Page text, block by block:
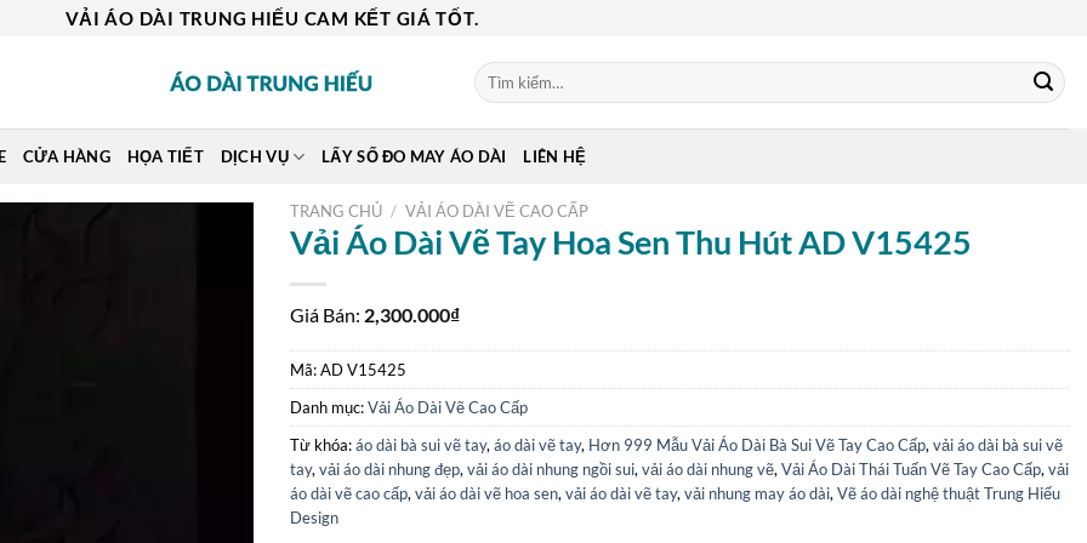
VẢI ÁO DÀI TRUNG HIẾU CAM KẾT GIÁ TỐT.
Tìm
kiếm:
CỬA HÀNG HỌA TIẾT DỊCH VỤ LẤY SỐ ĐO MAY ÁO DÀI LIÊN HỆ
TRANG CHỦ / VẢI ÁO DÀI VẼ CAO CẤP
Vải Áo Dài Vẽ Tay Hoa Sen Thu Hút AD V15425
Giá Bán: 2,300.000₫
Mã:AD V15425
Danh mục:Vải Áo Dài Vẽ Cao Cấp
Từ khóa:áo dài bà sui vẽ tay, áo dài vẽ tay, Hơn 999 Mẫu Vải Áo Dài Bà Sui Vẽ Tay Cao Cấp, vải áo dài bà sui vẽ
tay, vải áo dài nhung đẹp, vải áo dài nhung ngồi sui, vải áo dài nhung vẽ, Vải Áo Dài Thái Tuấn Vẽ Tay Cao Cấp, vải
áo dài vẽ cao cấp, vải áo dài vẽ hoa sen, vải áo dài vẽ tay, vải nhung may áo dài, Vẽ áo dài nghệ thuật Trung Hiếu
Design